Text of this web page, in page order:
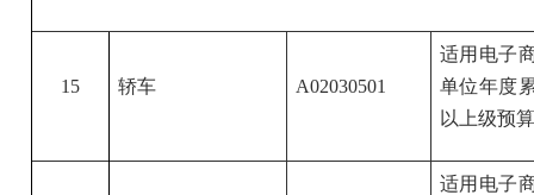
15 轿车 A02030501
适用电子
单位年度
以上级预
适用电子